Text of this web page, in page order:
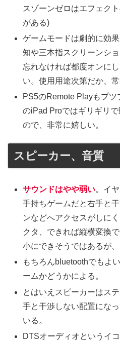
スゾーンゼロはエフェク
がある)
ゲームモードは劇的に効
知や三本指スクリーンシ
忘れなければ都度オンに
い。使用用途次第だか、
PS5のRemote Playもプ
のiPad Proではギリギリ
ので、非常に嬉しい。
スピーカー、音質
サウンドはやや弱い。イ
手持ちゲームだと右手と
ンなどへアクセスがしに
クタ、できれば縦横変換
小にできそうではあるが、
もちろんbluetoothでもよ
ームかどうかによる。
とはいえスピーカーはス
手と干渉しない配置にな
いる。
DTSオーディオというイ